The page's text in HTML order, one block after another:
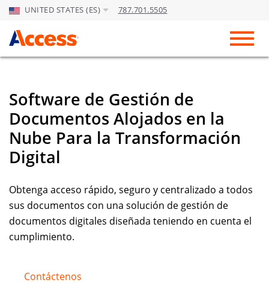
Skip to Main Content
UNITED STATES (ES) 787.701.5505
Software de Gestión de
Documentos Alojados en la
Nube Para la Transformación
Digital
Obtenga acceso rápido, seguro y centralizado a todos
sus documentos con una solución de gestión de
documentos digitales diseñada teniendo en cuenta el
cumplimiento.
Contáctenos